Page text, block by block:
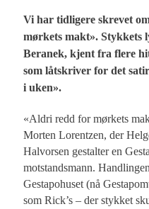
Vi har tidligere skrevet
mørkets makt». Stykkets
Beranek, kjent fra flere
som låtskriver for det
i uken».
«Aldri redd for mørkets
Morten Lorentzen, der
Halvorsen gestalter en
motstandsmann.
Gestapohuset (nå
som Rick’s – der stykket